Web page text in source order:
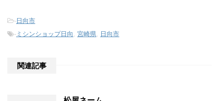
-日向市
- ミシンショップ日向 宮崎県 日向市
関連記事